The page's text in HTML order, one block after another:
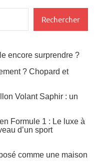
Rechercher
encore surprendre ?
? Chopard et
Volant Saphir : un
Formule 1 : Le luxe à
d’un sport
comme une maison